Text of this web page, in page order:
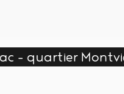
- quartier